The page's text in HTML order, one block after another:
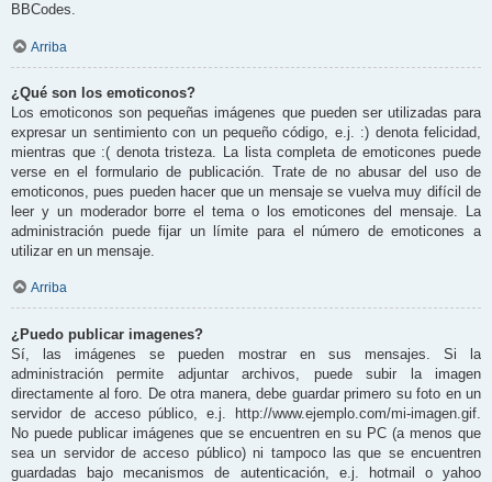
BBCodes.
Arriba
¿Qué son los emoticonos?
Los emoticonos son pequeñas imágenes que pueden ser utilizadas para
expresar un sentimiento con un pequeño código, e.j. :) denota felicidad,
mientras que :( denota tristeza. La lista completa de emoticones puede
verse en el formulario de publicación. Trate de no abusar del uso de
emoticonos, pues pueden hacer que un mensaje se vuelva muy difícil de
leer y un moderador borre el tema o los emoticones del mensaje. La
administración puede fijar un límite para el número de emoticones a
utilizar en un mensaje.
Arriba
¿Puedo publicar imagenes?
Sí, las imágenes se pueden mostrar en sus mensajes. Si la
administración permite adjuntar archivos, puede subir la imagen
directamente al foro. De otra manera, debe guardar primero su foto en un
servidor de acceso público, e.j. http://www.ejemplo.com/mi-imagen.gif.
No puede publicar imágenes que se encuentren en su PC (a menos que
sea un servidor de acceso público) ni tampoco las que se encuentren
guardadas bajo mecanismos de autenticación, e.j. hotmail o yahoo